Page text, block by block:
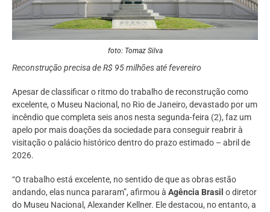
foto: Tomaz Silva
Reconstrução precisa de R$ 95 milhões até fevereiro
Apesar de classificar o ritmo do trabalho de reconstrução como
excelente, o Museu Nacional, no Rio de Janeiro, devastado por um
incêndio que completa seis anos nesta segunda-feira (2), faz um
apelo por mais doações da sociedade para conseguir reabrir à
visitação o palácio histórico dentro do prazo estimado – abril de
2026.
“O trabalho está excelente, no sentido de que as obras estão
andando, elas nunca pararam”, afirmou à Agência Brasil o diretor
do Museu Nacional, Alexander Kellner. Ele destacou, no entanto, a